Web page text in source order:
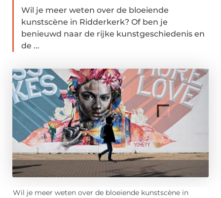
Wil je meer weten over de bloeiende
kunstscène in Ridderkerk? Of ben je
benieuwd naar de rijke kunstgeschiedenis en
de ...
Wil je meer weten over de bloeiende kunstscène in